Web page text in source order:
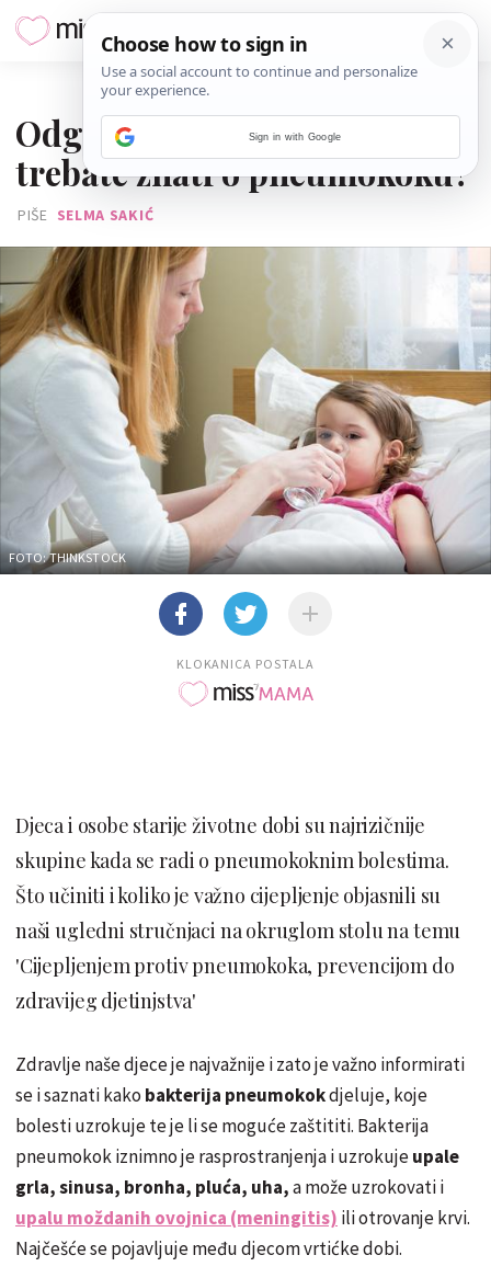
Odgovori stručnjaka: Što sve
trebate znati o pneumokoku?
PIŠE SELMA SAKIĆ
FOTO: THINKSTOCK
KLOKANICA POSTALA
Djeca i osobe starije životne dobi su najrizičnije
skupine kada se radi o pneumokoknim bolestima.
Što učiniti i koliko je važno cijepljenje objasnili su
naši ugledni stručnjaci na okruglom stolu na temu
'Cijepljenjem protiv pneumokoka, prevencijom do
zdravijeg djetinjstva'
Zdravlje naše djece je najvažnije i zato je važno informirati
se i saznati kako bakterija pneumokokdjeluje, koje
bolesti uzrokuje te je li se moguće zaštititi. Bakterija
pneumokok iznimno je rasprostranjenja i uzrokujeupale
grla, sinusa, bronha, pluća, uha,a može uzrokovati i
upalu moždanih ovojnica (meningitis) ili otrovanje krvi.
Najčešće se pojavljuje među djecom vrtićke dobi.
Sign in with Google